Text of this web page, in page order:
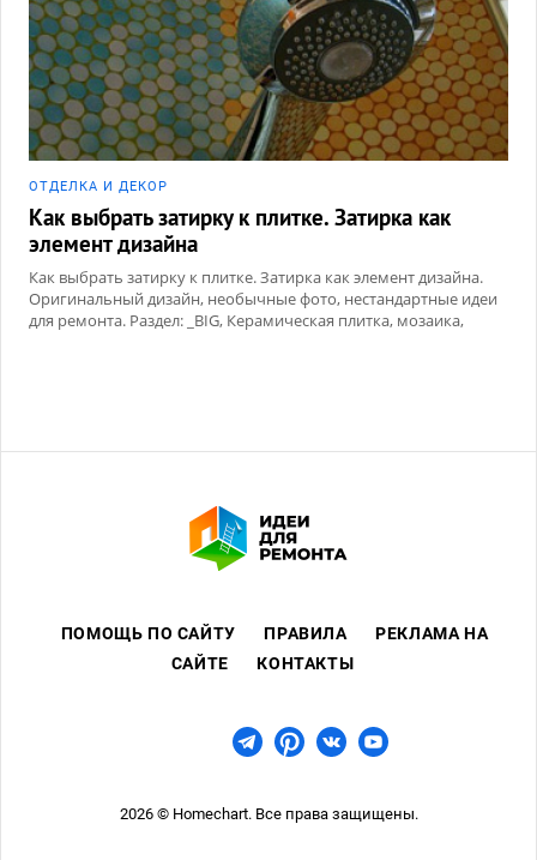
ОТДЕЛКА И ДЕКОР
Как выбрать затирку к плитке. Затирка как
элемент дизайна
Как выбрать затирку к плитке. Затирка как элемент дизайна.
Оригинальный дизайн, необычные фото, нестандартные идеи
для ремонта. Раздел: _BIG, Керамическая плитка, мозаика,
ПОМОЩЬ ПО САЙТУ ПРАВИЛА
РЕКЛАМА НА
САЙТЕ
КОНТАКТЫ
2026 © Homechart. Все права защищены.